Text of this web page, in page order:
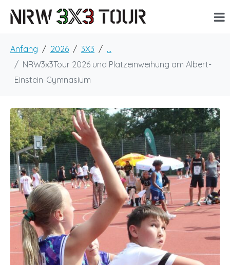
Anfang 2026 3X3
...
NRW3x3Tour 2026 und Platzeinweihung am Albert-
Einstein-Gymnasium